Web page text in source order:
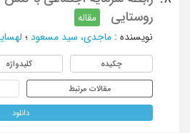
روستایی
مقاله
نویسنده : ماجدی، سید مسعود ؛
چکیده کلیدواژه
مقالات مرتبط
دانلود